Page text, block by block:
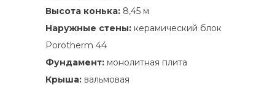
Высота конька: 8,45 м
Наружные стены: керамический блок
Porotherm 44
Фундамент: монолитная плита
Крыша: вальмовая